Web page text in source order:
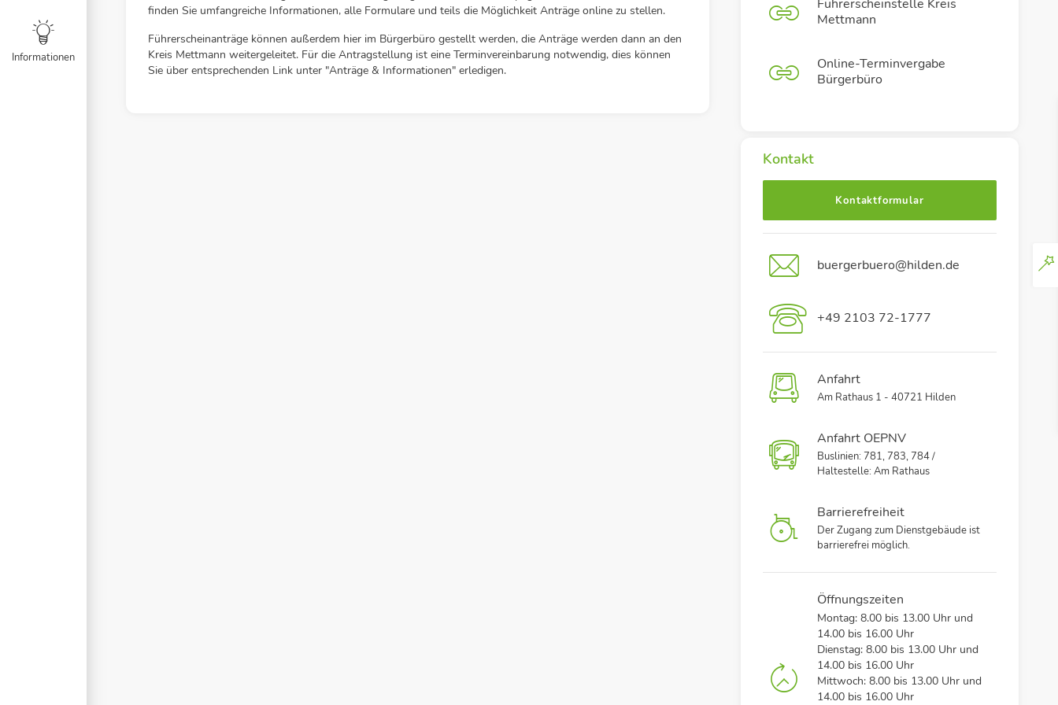
Informationen
finden Sie umfangreiche Informationen, alle Formulare und teils die Möglichkeit Anträge online zu stellen.
Führerscheinanträge können außerdem hier im Bürgerbüro gestellt werden, die Anträge werden dann an den
Kreis Mettmann weitergeleitet. Für die Antragstellung ist eine Terminvereinbarung notwendig, dies können
Sie über entsprechenden Link unter "Anträge & Informationen" erledigen.
Führerscheinstelle Kreis
Mettmann
Online-Terminvergabe
Bürgerbüro
Kontakt
Kontaktformular
buergerbuero@hilden.de
+49 2103 72-1777
Anfahrt
Am Rathaus 1 - 40721 Hilden
Anfahrt OEPNV
Buslinien: 781, 783, 784 /
Haltestelle: Am Rathaus
Barrierefreiheit
Der Zugang zum Dienstgebäude ist
barrierefrei möglich.
Öffnungszeiten
Montag: 8.00 bis 13.00 Uhr und
14.00 bis 16.00 Uhr
Dienstag: 8.00 bis 13.00 Uhr und
14.00 bis 16.00 Uhr
Mittwoch: 8.00 bis 13.00 Uhr und
14.00 bis 16.00 Uhr